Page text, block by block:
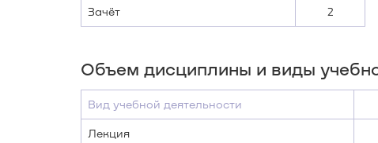
Зачёт 2
Объем дисциплины и виды
Вид учебной деятельности
Лекция